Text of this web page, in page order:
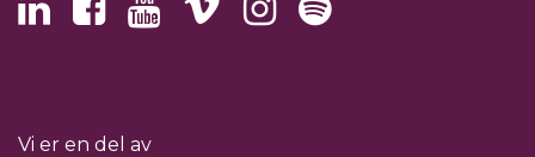
Vi er en del av